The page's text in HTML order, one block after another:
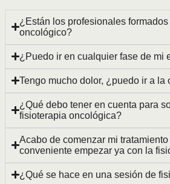
¿Están los profesionales
oncológico?
¿Puedo ir en cualquier fase de mi
Tengo mucho dolor, ¿puedo ir a la
¿Qué debo tener en cuenta para
fisioterapia oncológica?
Acabo de comenzar mi
conveniente empezar ya con la
¿Qué se hace en una sesión de